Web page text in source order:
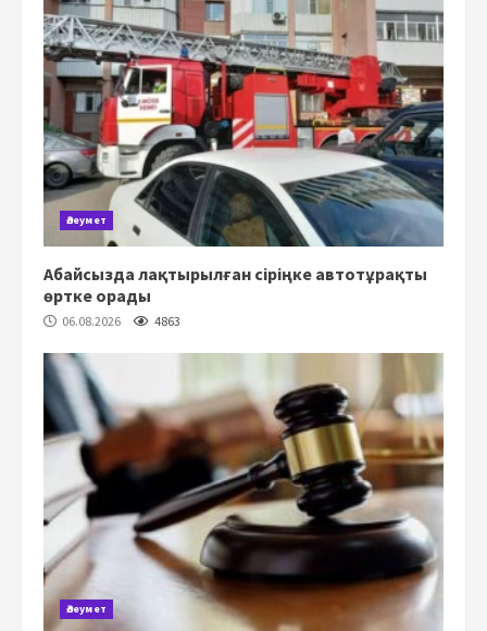
Әлеумет
Абайсызда лақтырылған сіріңке автотұрақты
өртке орады
06.08.2026 4863
Әлеумет